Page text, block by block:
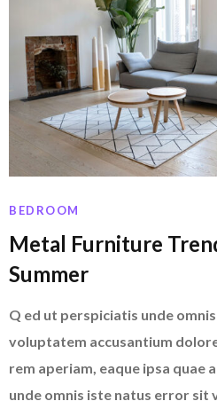
BEDROOM
Metal Furniture
Summer
Q ed ut perspiciatis unde
voluptatem accusantium
rem aperiam, eaque ipsa quae
unde omnis iste natus error sit